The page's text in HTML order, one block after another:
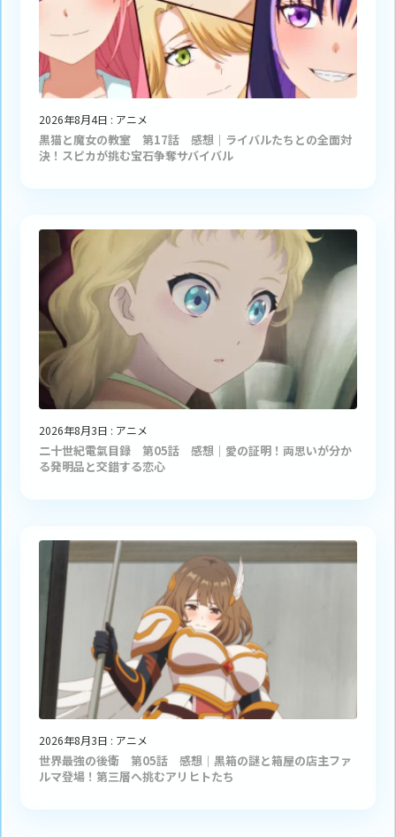
2026年8月4日 : アニメ
黒猫と魔女の教室 第17話 感想｜ライバルたちとの全面対
決！スピカが挑む宝石争奪サバイバル
2026年8月3日 : アニメ
二十世紀電氣目録 第05話 感想｜愛の証明！両思いが分か
る発明品と交錯する恋心
2026年8月3日 : アニメ
世界最強の後衛 第05話 感想｜黒箱の謎と箱屋の店主ファ
ルマ登場！第三層へ挑むアリヒトたち